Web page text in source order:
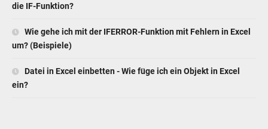
die IF-Funktion?
Wie gehe ich mit der IFERROR-Funktion mit Fehlern in Excel
um? (Beispiele)
Datei in Excel einbetten - Wie füge ich ein Objekt in Excel
ein?